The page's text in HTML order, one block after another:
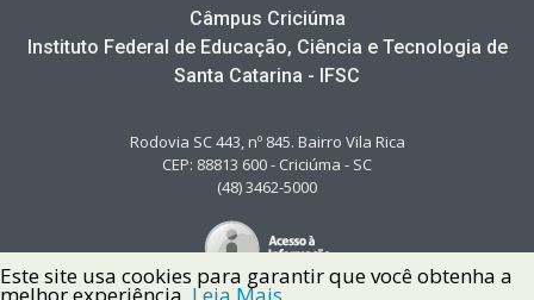
Câmpus Criciúma
Instituto Federal de Educação, Ciência e Tecnologia de
Santa Catarina - IFSC
Rodovia SC 443, nº 845. Bairro Vila Rica
CEP: 88813 600 - Criciúma - SC
(48) 3462-5000
Este site usa cookies para garantir que você obtenha a